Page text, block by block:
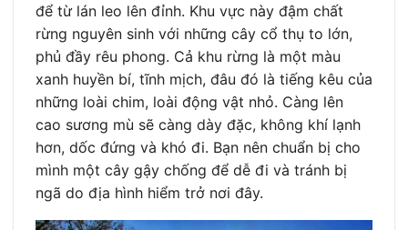
để từ lán leo lên đỉnh. Khu vực này đậm chất
rừng nguyên sinh với những cây cổ thụ to lớn,
phủ đầy rêu phong. Cả khu rừng là một màu
xanh huyền bí, tĩnh mịch, đâu đó là tiếng kêu của
những loài chim, loài động vật nhỏ. Càng lên
cao sương mù sẽ càng dày đặc, không khí lạnh
hơn, dốc đứng và khó đi. Bạn nên chuẩn bị cho
mình một cây gậy chống để dễ đi và tránh bị
ngã do địa hình hiểm trở nơi đây.